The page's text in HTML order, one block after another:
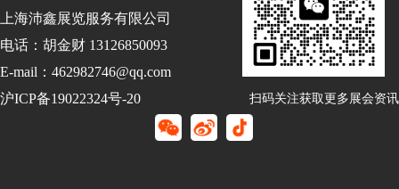
上海沛鑫展览服务有限公司
电话：胡金财 13126850093
E-mail：462982746@qq.com
沪ICP备19022324号-20
扫码关注获取更多展会资讯